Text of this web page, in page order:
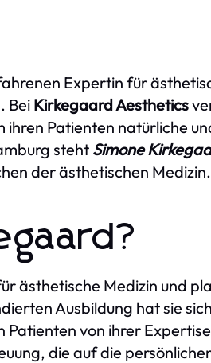
Expertin für
BeiKirkegaard Aesthetics
ihren Patienten natürliche
steht Simone
der ästhetischen Medizin.
ästhetische Medizin und
Ausbildung hat sie
Patienten von ihrer
die auf die